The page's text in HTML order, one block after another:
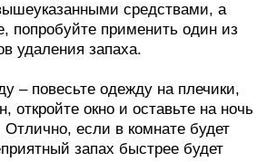
средствами, а
попробуйте применить один из
удаления запаха.
– повесьте одежду на плечики,
откройте окно и оставьте на ночь
если в комнате будет
запах быстрее будет